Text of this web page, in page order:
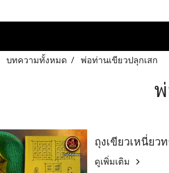
บทความทั้งหมด พ่อท่านเขียวปลุกเสก
ถุงเขียวเหนี่ยว
ดูเพิ่มเติม